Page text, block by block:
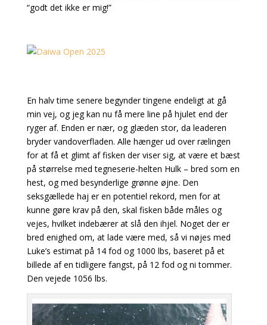
“godt det ikke er mig!”
En halv time senere begynder tingene endeligt at gå
min vej, og jeg kan nu få mere line på hjulet end der
ryger af. Enden er nær, og glæden stor, da leaderen
bryder vandoverfladen. Alle hænger ud over rælingen
for at få et glimt af fisken der viser sig, at være et bæst
på størrelse med tegneserie-helten Hulk – bred som en
hest, og med besynderlige grønne øjne. Den
seksgællede haj er en potentiel rekord, men for at
kunne gøre krav på den, skal fisken både måles og
vejes, hvilket indebærer at slå den ihjel. Noget der er
bred enighed om, at lade være med, så vi nøjes med
Luke’s estimat på 14 fod og 1000 lbs, baseret på et
billede af en tidligere fangst, på 12 fod og ni tommer.
Den vejede 1056 lbs.